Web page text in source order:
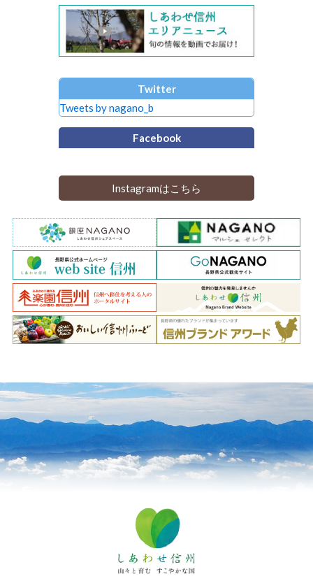
Twitter
Tweets by nagano_b
Facebook
Instagramはこちら